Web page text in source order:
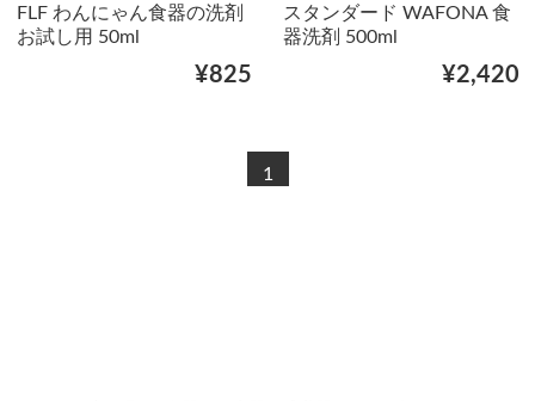
FLF わんにゃん食器の洗剤
お試し用 50ml
¥825
スタンダード WAFONA 食
器洗剤 500ml
¥2,420
1